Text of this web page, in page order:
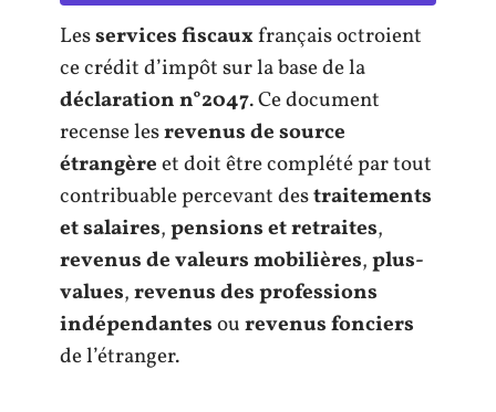
Lesservices fiscauxfrançais octroient
ce crédit d’impôt sur la base de la
déclaration n°2047. Ce document
recense lesrevenus de source
étrangèreet doit être complété par tout
contribuable percevant destraitements
et salaires,pensions et retraites,
revenus de valeurs mobilières,plus-
values,revenus des professions
indépendantesourevenus fonciers
de l’étranger.